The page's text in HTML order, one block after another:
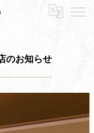
【店舗】新丸の内ビル店 閉店のお知らせ
のお知らせ